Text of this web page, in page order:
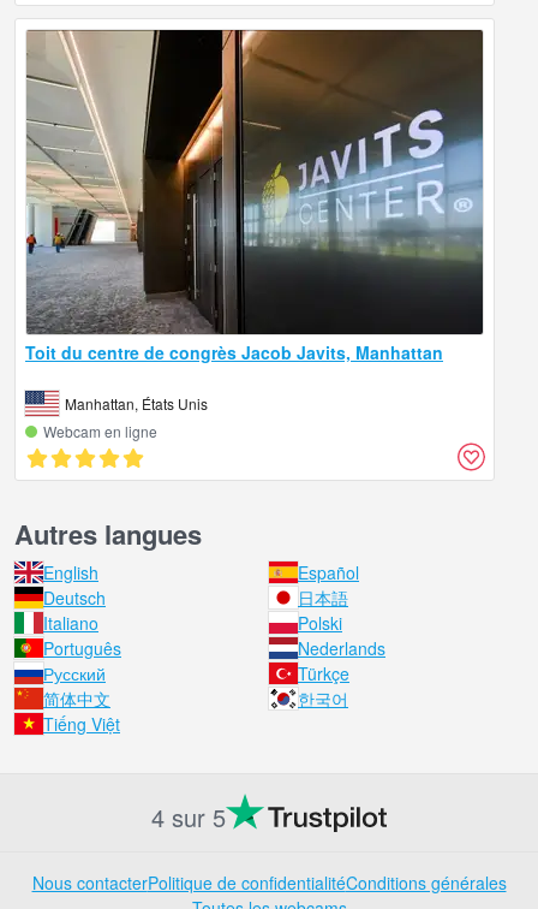
Toit du centre de congrès Jacob Javits, Manhattan
Manhattan, États Unis
Webcam en ligne
Autres langues
English
Español
Deutsch
日本語
Italiano
Polski
Português
Nederlands
Русский
Türkçe
简体中文
한국어
Tiếng Việt
4 sur 5
Nous contacterPolitique de confidentialitéConditions générales